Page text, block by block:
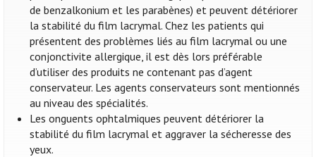
de benzalkonium et les parabènes) et peuvent détériorer
la stabilité du film lacrymal. Chez les patients qui
présentent des problèmes liés au film lacrymal ou une
conjonctivite allergique, il est dès lors préférable
d’utiliser des produits ne contenant pas d’agent
conservateur. Les agents conservateurs sont mentionnés
au niveau des spécialités.
Les onguents ophtalmiques peuvent détériorer la
stabilité du film lacrymal et aggraver la sécheresse des
yeux.